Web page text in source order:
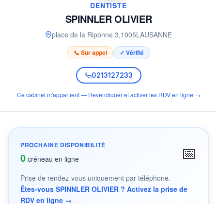
DENTISTE
SPINNLER OLIVIER
place de la Riponne 3,1005LAUSANNE
📞 Sur appel ✓ Vérifié
0213127233
Ce cabinet m'appartient — Revendiquer et activer les RDV en ligne →
PROCHAINE DISPONIBILITÉ
0 créneau en ligne 📅
Prise de rendez-vous uniquement par téléphone.
Êtes-vous SPINNLER OLIVIER ? Activez la prise de
RDV en ligne →